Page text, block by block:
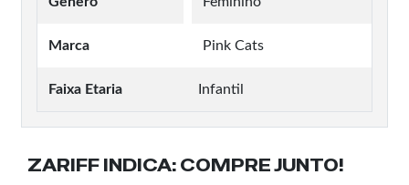
Marca Pink Cats
Faixa Etaria Infantil
ZARIFF INDICA: COMPRE JUNTO!